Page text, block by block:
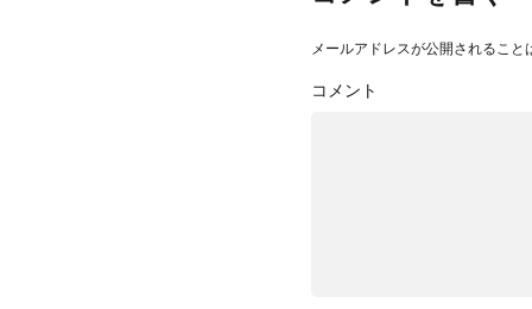
メールアドレスが公開されること
コメント